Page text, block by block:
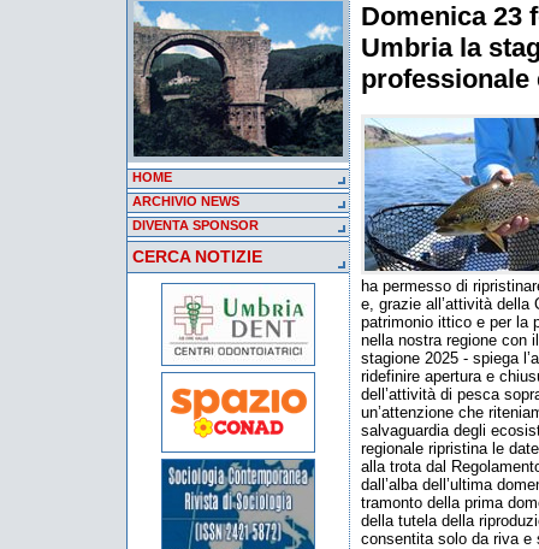
HOME
ARCHIVIO NEWS
DIVENTA SPONSOR
CERCA NOTIZIE
Domenica 23
Umbria la
professionale
ha permesso di
e, grazie all’attività
patrimonio ittico e per la
nella nostra regione con
stagione 2025 - spiega
ridefinire apertura e
dell’attività di pesca
un’attenzione che
salvaguardia degli
regionale ripristina le
alla trota dal
dall’alba dell’ultima
tramonto della prima
della tutela della
consentita solo da riva e